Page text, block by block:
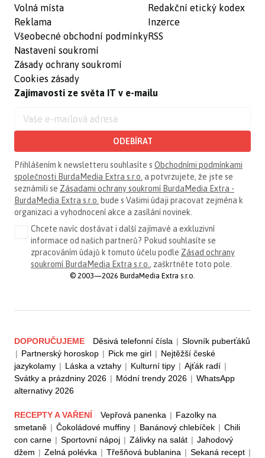
Volná místa
Reklama
Všeobecné obchodní podmínky
Nastavení soukromí
Zásady ochrany soukromí
Cookies zásady
Redakční etický kodex
Inzerce
RSS
Zajímavosti ze světa IT v e-mailu
ODEBÍRAT
Přihlášením k newsletteru souhlasíte s Obchodními podmínkami
společnosti BurdaMedia Extra s.r.o. a potvrzujete, že jste se
seznámili se Zásadami ochrany soukromí BurdaMedia Extra -
BurdaMedia Extra s.r.o. bude s Vašimi údaji pracovat zejména k
organizaci a vyhodnocení akce a zasílání novinek.
Chcete navíc dostávat i další zajímavé a exkluzivní
informace od našich partnerů? Pokud souhlasíte se
zpracováním údajů k tomuto účelu podle Zásad ochrany
soukromí BurdaMedia Extra s.r.o., zaškrtněte toto pole.
© 2003—2026 BurdaMedia Extra s.r.o.
DOPORUČUJEME Děsivá telefonní čísla | Slovník puberťáků
| Partnerský horoskop | Pick me girl | Nejtěžší české
jazykolamy | Láska a vztahy | Kulturní tipy | Ajťák radí |
Svátky a prázdniny 2026 | Módní trendy 2026 | WhatsApp
alternativy 2026
RECEPTY A VAŘENÍ Vepřová panenka | Fazolky na
smetaně | Čokoládové muffiny | Banánový chlebíček | Chili
con carne | Sportovní nápoj | Zálivky na salát | Jahodový
džem | Zelná polévka | Třešňová bublanina | Sekaná recept |